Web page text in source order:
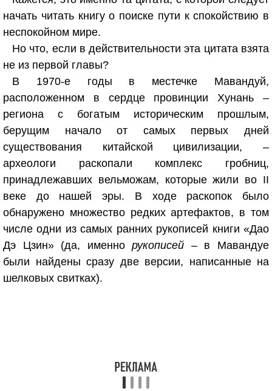
начать читать книгу о поиске пути к спокойствию в
неспокойном мире.
Но что, если в действительности эта цитата взята
не из первой главы?
В 1970-е годы в местечке Мавандуй,
расположенном в сердце провинции Хунань –
региона с богатым историческим прошлым,
берущим начало от самых первых дней
существования китайской цивилизации, –
археологи раскопали комплекс гробниц,
принадлежавших вельможам, которые жили во II
веке до нашей эры. В ходе раскопок было
обнаружено множество редких артефактов, в том
числе одни из самых ранних рукописей книги «Дао
Дэ Цзин» (да, именнорукописей – в Мавандуе
были найдены сразу две версии, написанные на
шелковых свитках).